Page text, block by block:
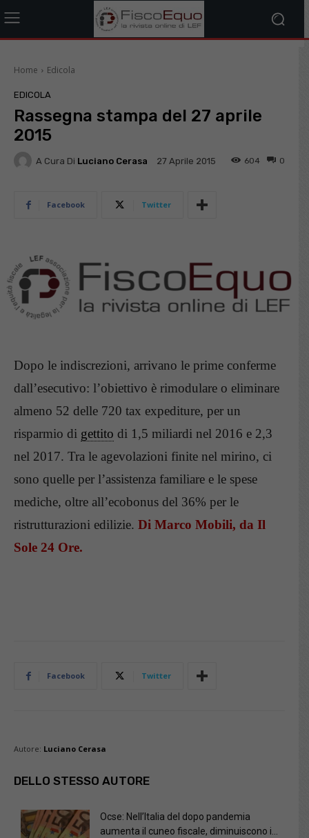
Home Edicola
EDICOLA
Rassegna stampa del 27 aprile
2015
A Cura Di Luciano Cerasa 27 Aprile 2015 0
604
Facebook Twitter
Dopo le indiscrezioni, arrivano le prime conferme
dall’esecutivo: l’obiettivo è rimodulare o eliminare
almeno 52 delle 720 tax expediture, per un
risparmio di gettito di 1,5 miliardi nel 2016 e 2,3
nel 2017. Tra le agevolazioni finite nel mirino, ci
sono quelle per l’assistenza familiare e le spese
mediche, oltre all’ecobonus del 36% per le
ristrutturazioni edilizie. Di Marco Mobili, da Il
Sole 24 Ore.
Facebook Twitter
Autore: Luciano Cerasa
DELLO STESSO AUTORE
Ocse: Nell’Italia del dopo pandemia
aumenta il cuneo fiscale, diminuiscono i...